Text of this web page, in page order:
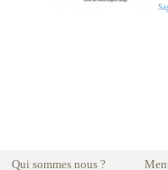
Qui sommes nous ?